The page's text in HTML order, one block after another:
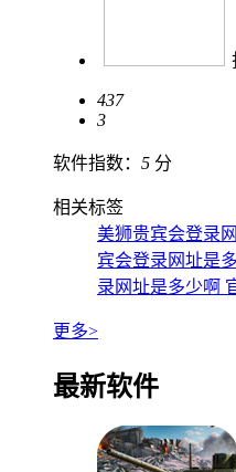
437
3
软件指数： 5 分
相关标签
美狮贵宾会登录
宾会登录网址是
录网址是多少啊
更多>
最新软件